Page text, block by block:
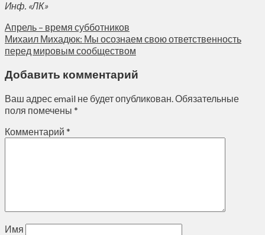
Инф. «ЛК»
Апрель – время субботников
Михаил Михадюк: Мы осознаем свою ответственность
перед мировым сообществом
Добавить комментарий
Ваш адрес email не будет опубликован. Обязательные
поля помечены *
Комментарий *
Имя